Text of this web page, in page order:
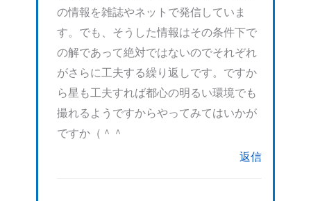
の情報を雑誌やネットで発信していま
す。でも、そうした情報はその条件下で
の解であって絶対ではないのでそれぞれ
がさらに工夫する繰り返しです。ですか
ら星も工夫すれば都心の明るい環境でも
撮れるようですからやってみてはいかが
ですか（＾＾
返信